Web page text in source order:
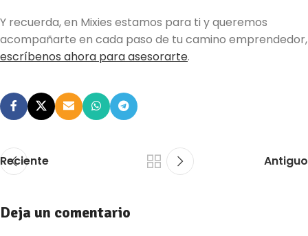
Y recuerda, en Mixies estamos para ti y queremos
acompañarte en cada paso de tu camino emprendedor,
escríbenos ahora para asesorarte.
Reciente Antiguo
Deja un comentario